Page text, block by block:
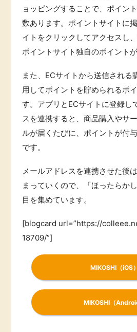
ョッピングすることで、ポイン
数あります。ポイントサイトに
イトをクリックしてアクセスし
ポイントサイト独自のポイントが
また、ECサイトから送信される
用してポイントを貯められるポ
す。アプリとECサイトに登録し
スを連携すると、商品購入やサ
ルが届くたびに、ポイントが付
です。
メールアドレスを連携させた後
まっていくので、「ほったらか
目を集めています。
[blogcard url=”https://
18709/”]
MIKOSHI（iOS）
MIKOSHI（